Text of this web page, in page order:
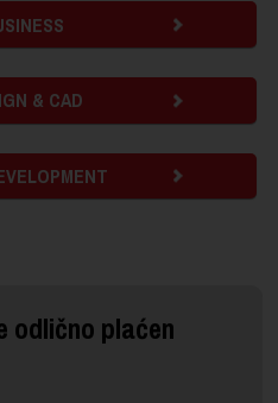
& CAD
odlično plaćen